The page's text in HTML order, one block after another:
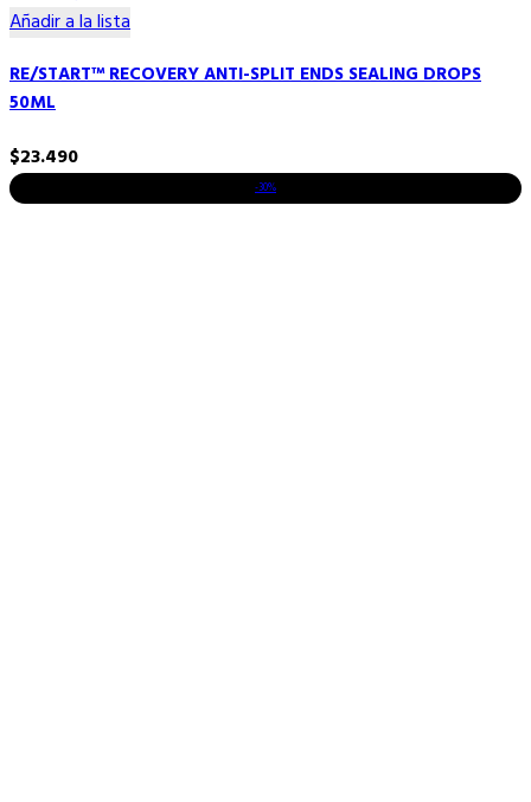
Añadir a la lista
RE/START™ RECOVERY ANTI-SPLIT ENDS SEALING DROPS
50ML
$23.490
-30%